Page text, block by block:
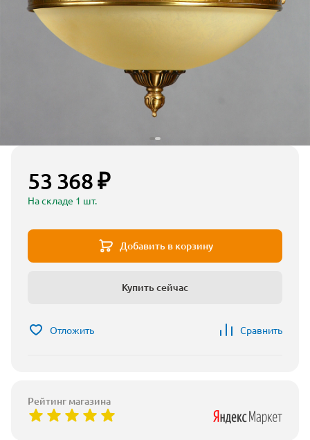
53 368 ₽
На складе 1 шт.
Добавить в корзину
Купить сейчас
Отложить Сравнить
Рейтинг магазина